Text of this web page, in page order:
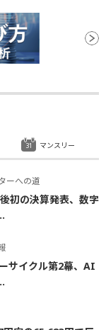
ーへの道
初の決算発表、数字
サイクル第2幕、AI
マンスリー